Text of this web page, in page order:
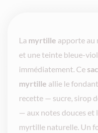
La myrtille apporte au
et une teinte bleue-
immédiatement. Ce
myrtille allie le
recette — sucre, sirop
— aux notes douces et
myrtille naturelle. Un